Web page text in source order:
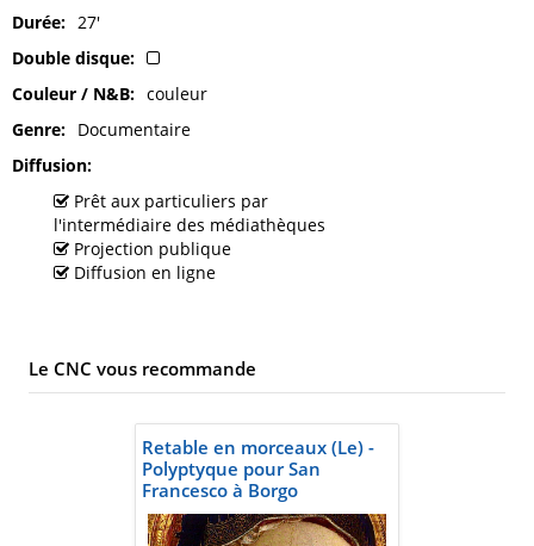
Durée
27'
Double disque
Couleur / N&B
couleur
Genre
Documentaire
Diffusion
Prêt aux particuliers par
l'intermédiaire des médiathèques
Projection publique
Diffusion en ligne
Le CNC vous recommande
Retable en morceaux (Le) -
Polyptyque pour San
Francesco à Borgo
Sansepolcro, Sassetta, 1437-
1444